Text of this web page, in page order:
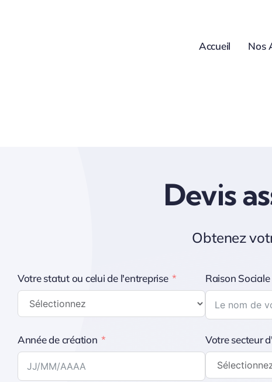
Accueil Nos
Devis
Obtenez
Votre statut ou celui de l'entreprise Raison Sociale
Année de création Votre secteur